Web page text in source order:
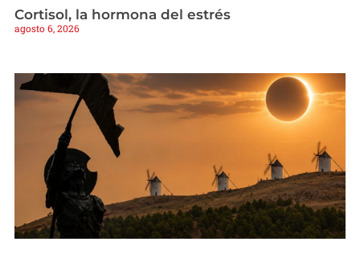
Cortisol, la hormona del estrés
agosto 6, 2026